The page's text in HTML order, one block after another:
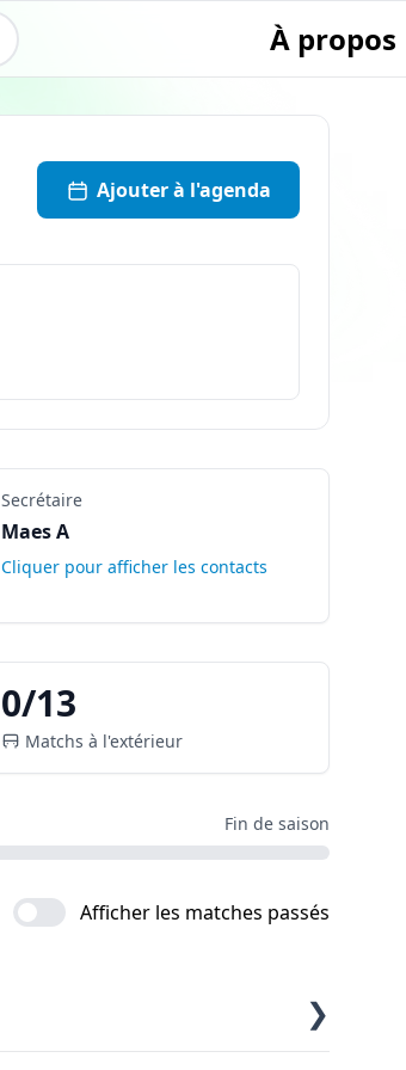
À propos
Ajouter à l'agenda
Secrétaire
Maes A
Cliquer pour afficher les contacts
0/13
Matchs à l'extérieur
Fin de saison
Afficher les matches passés
❯